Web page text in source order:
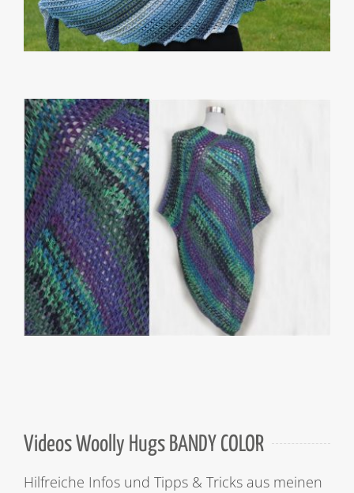
Videos Woolly Hugs BANDY COLOR
Hilfreiche Infos und Tipps & Tricks aus meinen